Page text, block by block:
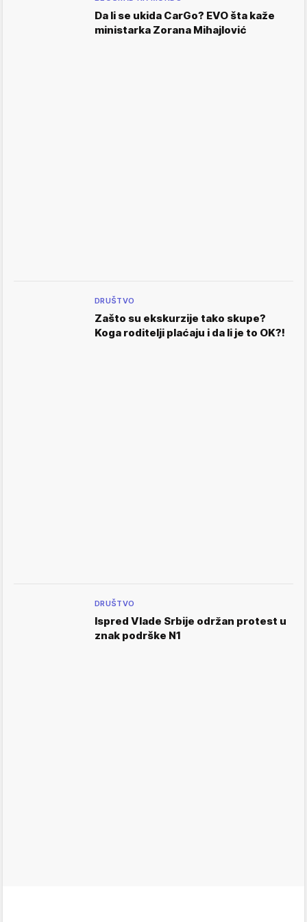
Da li se ukida CarGo? EVO šta kaže
ministarka Zorana Mihajlović
DRUŠTVO
Zašto su ekskurzije tako skupe?
Koga roditelji plaćaju i da li je to OK?!
DRUŠTVO
Ispred Vlade Srbije održan protest u
znak podrške N1